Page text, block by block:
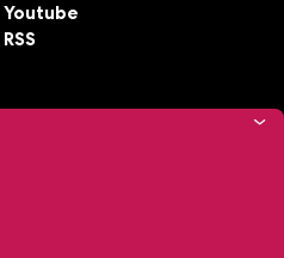
Youtube
RSS